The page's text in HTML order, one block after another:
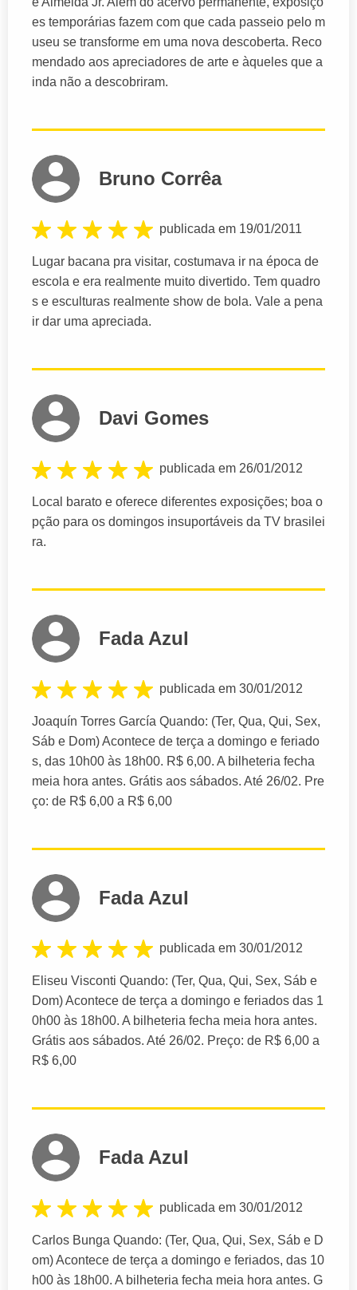
es temporárias fazem com que cada passeio pelo m
useu se transforme em uma nova descoberta. Reco
mendado aos apreciadores de arte e àqueles que a
inda não a descobriram.
Bruno Corrêa
publicada em 19/01/2011
Lugar bacana pra visitar, costumava ir na época de
escola e era realmente muito divertido. Tem quadro
s e esculturas realmente show de bola. Vale a pena
ir dar uma apreciada.
Davi Gomes
publicada em 26/01/2012
Local barato e oferece diferentes exposições; boa o
pção para os domingos insuportáveis da TV brasilei
ra.
Fada Azul
publicada em 30/01/2012
Joaquín Torres García Quando: (Ter, Qua, Qui, Sex,
Sáb e Dom) Acontece de terça a domingo e feriado
s, das 10h00 às 18h00. R$ 6,00. A bilheteria fecha
meia hora antes. Grátis aos sábados. Até 26/02. Pre
ço: de R$ 6,00 a R$ 6,00
Fada Azul
publicada em 30/01/2012
Eliseu Visconti Quando: (Ter, Qua, Qui, Sex, Sáb e
Dom) Acontece de terça a domingo e feriados das 1
0h00 às 18h00. A bilheteria fecha meia hora antes.
Grátis aos sábados. Até 26/02. Preço: de R$ 6,00 a
R$ 6,00
Fada Azul
publicada em 30/01/2012
Carlos Bunga Quando: (Ter, Qua, Qui, Sex, Sáb e D
om) Acontece de terça a domingo e feriados, das 10
h00 às 18h00. A bilheteria fecha meia hora antes. G